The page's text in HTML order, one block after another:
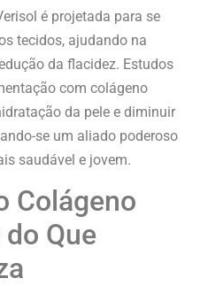
é projetada para se
tecidos, ajudando na
da flacidez. Estudos
com colágeno
da pele e diminuir
se um aliado poderoso
saudável e jovem.
Colágeno
Que